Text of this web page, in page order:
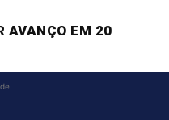
AVANÇO EM 20